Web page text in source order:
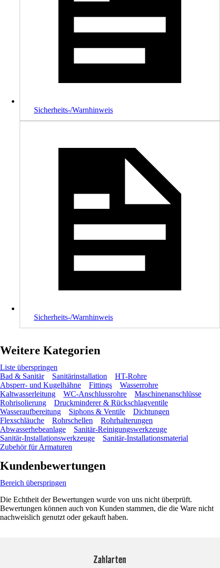
Sicherheits-/Warnhinweis
Sicherheits-/Warnhinweis
Weitere Kategorien
Liste überspringen
Bad & Sanitär
Sanitärinstallation
HT-Rohre
Absperr- und Kugelhähne
Fittings
Wasserrohre
Kaltwasserleitung
WC-Anschlussrohre
Maschinenanschlüsse
Rohrisolierung
Druckminderer & Rückschlagventile
Wasseraufbereitung
Siphons & Ventile
Dichtungen
Flexschläuche
Rohrschellen
Rohrhalterungen
Abwasserhebeanlage
Sanitär-Reinigungswerkzeuge
Sanitär-Installationswerkzeuge
Sanitär-Installationsmaterial
Zubehör für Armaturen
Kundenbewertungen
Bereich überspringen
Die Echtheit der Bewertungen wurde von uns nicht überprüft.
Bewertungen können auch von Kunden stammen, die die Ware nicht
nachweislich genutzt oder gekauft haben.
Zahlarten